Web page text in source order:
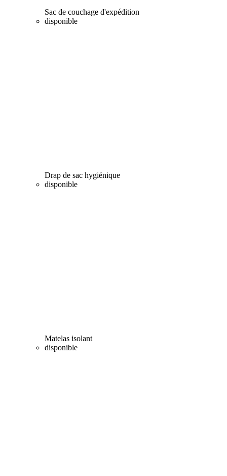
Sac de couchage d'expédition
disponible
Drap de sac hygiénique
disponible
Matelas isolant
disponible